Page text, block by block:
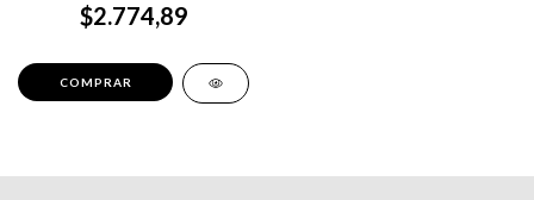
$2.774,89